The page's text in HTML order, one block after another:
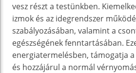
vesz részt a testünkben.
izmok és az idegrendszer
szabályozásában, valamint a
egészségének fenntartásában.
energiatermelésben, támogatja
és hozzájárul a normál